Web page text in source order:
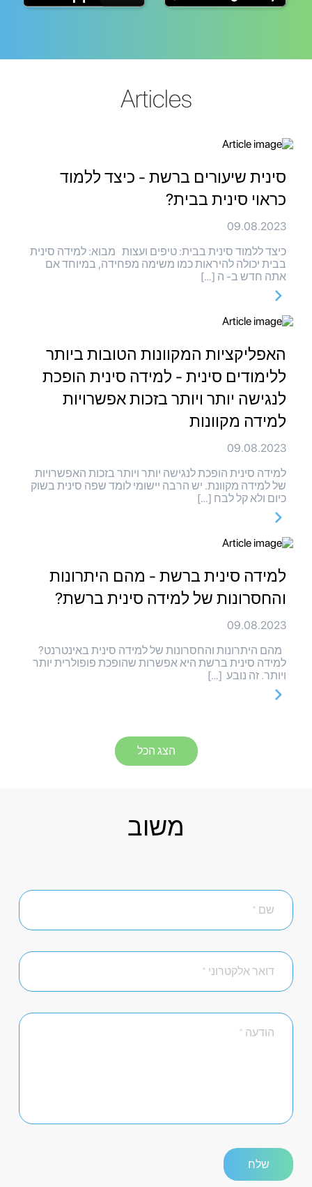
Articles
סינית שיעורים ברשת - כיצד ללמוד
כראוי סינית בבית?
09.08.2023
כיצד ללמוד סינית בבית: טיפים ועצות מבוא: למידה סינית
בבית יכולה להיראות כמו משימה מפחידה, במיוחד אם
אתה חדש ב- ה […]
האפליקציות המקוונות הטובות ביותר
ללימודים סינית - למידה סינית הופכת
לנגישה יותר ויותר בזכות אפשרויות
למידה מקוונות
09.08.2023
למידה סינית הופכת לנגישה יותר ויותר בזכות האפשרויות
של למידה מקוונת. יש הרבה יישומי לומד שפה סינית בשוק
כיום ולא קל לבח […]
למידה סינית ברשת - מהם היתרונות
והחסרונות של למידה סינית ברשת?
09.08.2023
מהם היתרונות והחסרונות של למידה סינית באינטרנט?
למידה סינית ברשת היא אפשרות שהופכת פופולרית יותר
ויותר. זה נובע […]
הצג הכל
משוב